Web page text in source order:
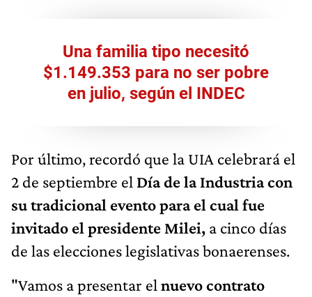
Una familia tipo necesitó
$1.149.353 para no ser pobre
en julio, según el INDEC
Por último, recordó que la UIA celebrará el
2 de septiembre el Día de la Industria con
su tradicional evento para el cual fue
invitado el presidente Milei, a cinco días
de las elecciones legislativas bonaerenses.
"Vamos a presentar el nuevo contrato